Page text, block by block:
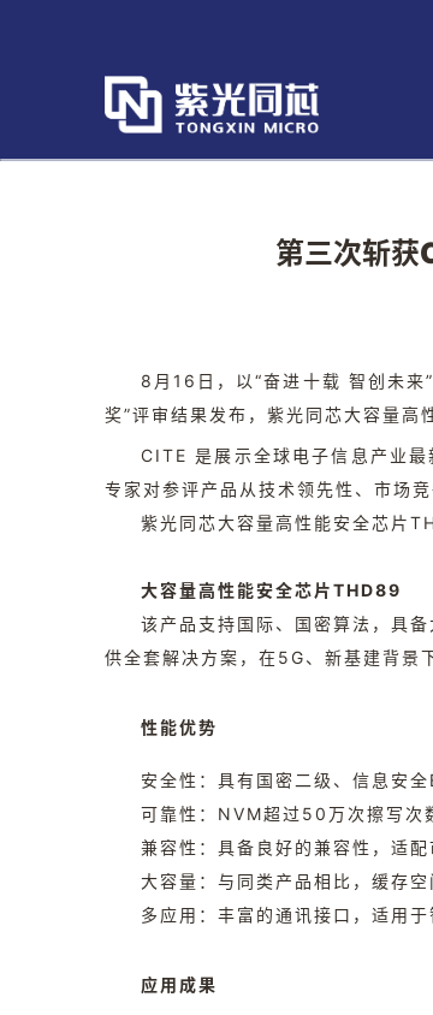
第三次斩
8月16日，以“奋进十载 智创未
奖”评审结果发布，紫光同芯大容量高
CITE 是展示全球电子信息产业
专家对参评产品从技术领先性、市场
紫光同芯大容量高性能安全芯片
大容量高性能安全芯片THD89
该产品支持国际、国密算法，具
供全套解决方案，在5G、新基建背景
性能优势
安全性：具有国密二级、信息安
可靠性：NVM超过50万次擦写次
兼容性：具备良好的兼容性，适配
大容量：与同类产品相比，缓存
多应用：丰富的通讯接口，适用
应用成果